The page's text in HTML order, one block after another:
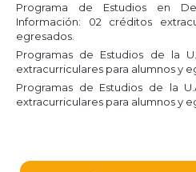
Programa de Estudios en
Información: 02 créditos
egresados.
Programas de Estudios de la
extracurriculares para alumnos y
Programas de Estudios de la
extracurriculares para alumnos y